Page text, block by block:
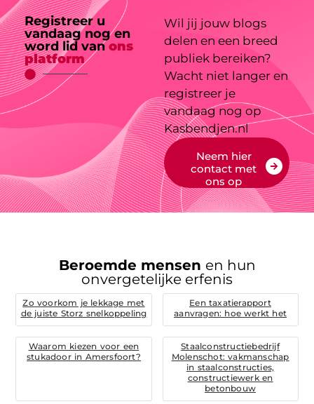
Registreer u
vandaag nog en
word lid vanons
platform
Wil jij jouw blogs
delen en een breed
publiek bereiken?
Wacht niet langer en
registreer je
vandaag nog op
Kasbendjen.nl
Neem hier
contact met
ons op
Beroemde mensen en hun
onvergetelijke erfenis
Zo voorkom je lekkage met
de juiste Storz snelkoppeling
Een taxatierapport
aanvragen: hoe werkt het
Waarom kiezen voor een
stukadoor in Amersfoort?
Staalconstructiebedrijf
Molenschot: vakmanschap
in staalconstructies,
constructiewerk en
betonbouw